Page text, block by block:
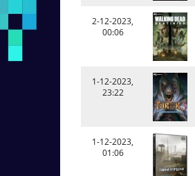
2-12-2023,
00:06
1-12-2023,
23:22
1-12-2023,
01:06